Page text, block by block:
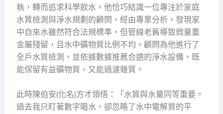
執，轉而追求科學飲水。他恰巧結識一位專注於家庭
水質檢測與淨水規劃的顧問，經由專業分析，發現家
中自來水雖然符合法規標準，但管線老舊導致微量重
金屬殘留，且水中礦物質比例不均。顧問為他進行了
全戶水質檢測，並依據數據推薦合適的淨水設備，既
能保留有益礦物質，又能過濾雜質。
此時陳伯安(化名)方才領悟：「水質與水量同等重要。
過去我只盯著數字喝水，卻忽略了水中電解質的平